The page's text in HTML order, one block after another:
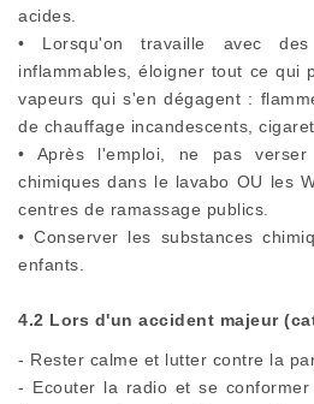
acides.
• Lorsqu'on travaille avec des
inflammables, éloigner tout ce qui
vapeurs qui s'en dégagent :
de chauffage incandescents,
• Après l'emploi, ne pas
chimiques dans le lavabo OU les
centres de ramassage publics.
• Conserver les substances
enfants.
4.2 Lors d'un accident majeur
- Rester calme et lutter contre la
- Ecouter la radio et se